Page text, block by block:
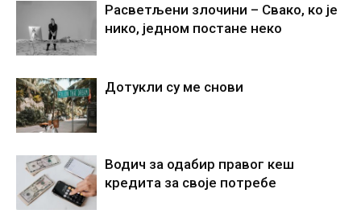
Расветљени злочини – Свако, ко је
нико, једном постане некo
Дотукли су ме снови
Водич за одабир правог кеш
кредита за своје потребе